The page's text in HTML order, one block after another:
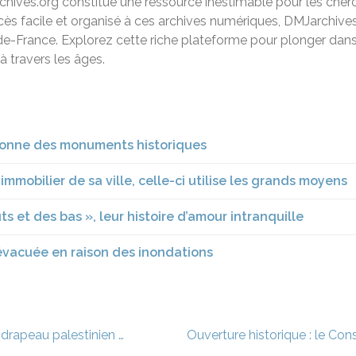
facile et organisé à ces archives numériques,
France. Explorez cette riche plateforme pour plonger
travers les âges.
des monuments historiques
de sa ville, celle-ci utilise les grands moyens
et des bas », leur histoire d’amour intranquille
en raison des inondations
palestinien … Ouverture historique : le